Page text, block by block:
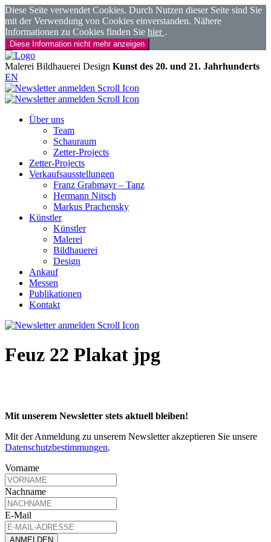
Diese Seite verwendet Cookies. Durch Nutzen dieser Seite sind Sie
mit der Verwendung von Cookies einverstanden. Nähere
Informationen zu Cookies finden Sie hier .
Diese Information nicht mehr anzeigen
Malerei Bildhauerei Design Kunst des 20. und 21. Jahrhunderts
EN
Über uns
Team
Schauraum
Zetter-Projects
Zetter-Projects
Verkaufsausstellungen
Franz Grabmayr – Tanz
Hermann Nitsch
Markus Prachensky
Künstler
Künstler
Malerei
Bildhauerei
Design
Ankauf
Messen
Publikationen
Kontakt
Feuz 22 Plakat jpg
Mit unserem Newsletter stets aktuell bleiben!
Mit der Anmeldung zu unserem Newsletter akzeptieren Sie unsere
Datenschutzbestimmungen.
Vorname
Nachname
E-Mail